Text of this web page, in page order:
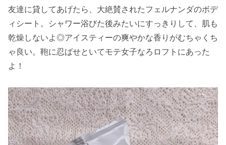
友達に貸してあげたら、大絶賛されたフェルナンダのボデ
ィシート。シャワー浴びた後みたいにすっきりして、肌も
乾燥しないよ◎アイスティーの爽やかな香りがむちゃくち
ゃ良い。鞄に忍ばせといてモテ女子なろロフトにあった
よ！